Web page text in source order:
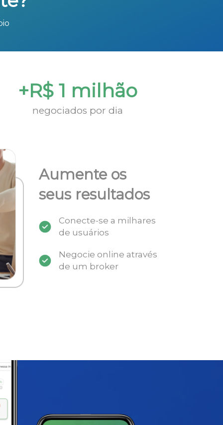
+R$ 1 milhão
negociados por dia
Aumente os
seus resultados
Conecte-se a milhares
de usuários
Negocie online através
de um broker